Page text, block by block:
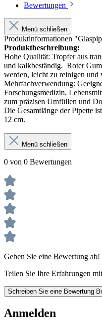
Bewertungen
Menü schließen
Produktinformationen
Produktbeschreibung:
Hohe Qualität: Tropfer aus
und kalkbeständig. Roter
werden, leicht zu reinigen und
Mehrfachverwendung:
Forschungsmedizin,
zum präzisen Umfüllen und
Die Gesamtlänge der Pipette
12 cm.
Menü schließen
0 von 0 Bewertungen
Geben Sie eine Bewertung ab!
Teilen Sie Ihre Erfahrungen
Schreiben Sie eine Bewertung
Anmelden